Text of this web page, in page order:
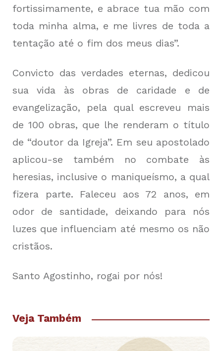
fortissimamente, e abrace tua mão com
toda minha alma, e me livres de toda a
tentação até o fim dos meus dias”.
Convicto das verdades eternas, dedicou
sua vida às obras de caridade e de
evangelização, pela qual escreveu mais
de 100 obras, que lhe renderam o título
de “doutor da Igreja”. Em seu apostolado
aplicou-se também no combate às
heresias, inclusive o maniqueísmo, a qual
fizera parte. Faleceu aos 72 anos, em
odor de santidade, deixando para nós
luzes que influenciam até mesmo os não
cristãos.
Santo Agostinho, rogai por nós!
Veja Também